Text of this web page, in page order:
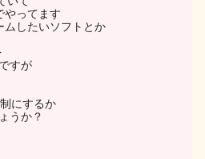
やってます
ムしたいソフトとか
すが
にするか
うか？